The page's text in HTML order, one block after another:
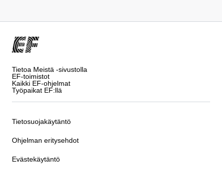
Tietoa Meistä -sivustolla
EF-toimistot
Kaikki EF-ohjelmat
Työpaikat EF:llä
Tietosuojakäytäntö
Ohjelman eritysehdot
Evästekäytäntö